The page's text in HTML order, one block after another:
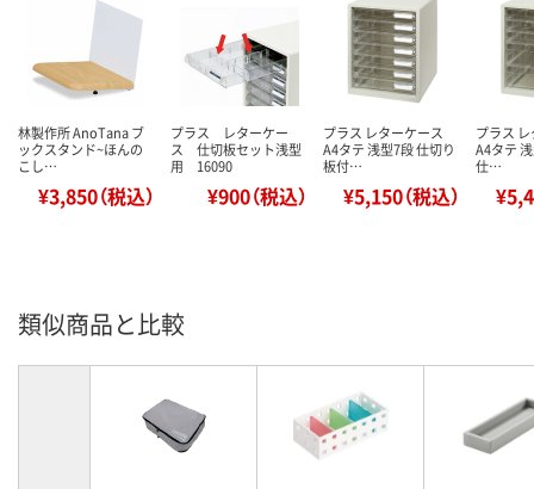
林製作所 AnoTana ブ
ックスタンド~ほんの
こし…
¥3,850（税込）
プラス レターケー
ス 仕切板セット浅型
用 16090
¥900（税込）
プラス レターケース
A4タテ 浅型7段 仕切り
板付…
¥5,150（税込）
プラス
A4タテ
仕…
類似商品と比較